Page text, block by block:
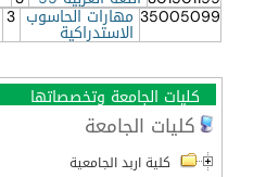
35005099 مهارات الحاسوب
الاستدراكية
3
كليات الجامعة وتخصصاتها
كليات الجامعة
كلية اربد الجامعية